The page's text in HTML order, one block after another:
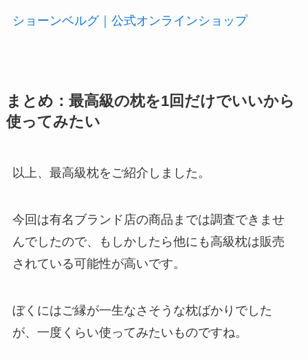
ショーンベルグ｜公式オンラインショップ
まとめ：最高級の枕を1回だけでいいから
使ってみたい
以上、最高級枕をご紹介しました。
今回は有名ブランド店の商品までは調査できませ
んでしたので、もしかしたら他にも高級枕は販売
されている可能性が高いです。
ぼくにはご縁が一生なさそうな枕ばかりでした
が、一度くらい使ってみたいものですね。